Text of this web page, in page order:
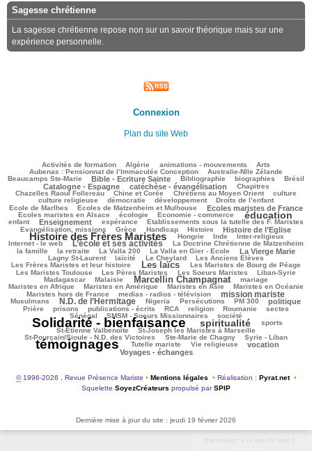
Sagesse chrétienne
La sagesse chrétienne repose non sur un savoir théorique mais sur une
expérience personnelle.
Connexion
Plan du site Web
Activités de formation Algérie animations - mouvements Arts
Aubenas : Pensionnat de l’Immaculée Conception
48/2961 Australie-Nlle Zélande
83/2961
Beaucamps Ste-Marie
788/2961 Bible - Ecriture Sainte
82/2961 Bibliographie
566/2961 biographies
109/2961 Brésil
829/2961
Catalogne - Espagne catéchèse - évangélisation Chapitres
Chazelles Raoul Follereau
140/2961 Chine et Corée
216/2961 Chrétiens au Moyen Orient
457/2961 culture
45/2961
culture religieuse
démocratie développement Droits de l’enfant
Ecole de Marlhes
122/2961 Ecoles de Matzenheim et Mulhouse
902/2961 Ecoles maristes de France
215/2961
Ecoles maristes en Alsace
520/2961 écologie
192/2961 Economie - commerce
1745/2961 éducation
174/2961
enfant
819/2961 Enseignement
247/2961 espérance
48/2961 Etablissements sous la tutelle des F. Maristes
302/2961
Evangélisation, missions
625/2961 Grèce
132/2961 Handicap
302/2961 Histoire
776/2961 Histoire de l’Eglise
2016/2961
Histoire des Frères Maristes
156/2961 Hongrie Inde
202/2961 Inter-religieux
181/2961
Internet - le web
1111/2961 L’école et ses activités
55/2961 La Doctrine Chrétienne de Matzenheim
351/2961
la famille
104/2961 la retraite
55/2961 La Valla 200
67/2961 La Valla en Gier - Ecole
643/2961 La Vierge Marie
428/2961
Lagny St-Laurent
laïcité Le Cheylard Les Anciens Elèves
Les Frères Maristes et leur histoire
1476/2961 Les laïcs
527/2961 Les Maristes de Bourg de Péage
238/2961
Les Maristes Toulouse
448/2961 Les Pères Maristes
381/2961 Les Soeurs Maristes
121/2961 Liban-Syrie
176/2961
Madagascar
Malaisie Marcellin Champagnat mariage
Maristes en Afrique
362/2961 Maristes en Amérique
362/2961 Maristes en Asie
115/2961 Maristes en Océanie
406/2961
Maristes hors de France
332/2961 medias - radios - télévision
1217/2961 mission mariste
108/2961
Musulmans
1076/2961 N.D. de l’Hermitage
27/2961 Nigeria
193/2961 Persécutions
191/2961 PM 300
876/2961 politique
193/2961
Prière
100/2961 prisons
309/2961 publications - écrits
185/2961 RCA
310/2961 religion
67/2961 Roumanie
37/2961 sectes
50/2961
Sénégal
SMSM - Soeurs Missionnaires société
Solidarité - bienfaisance
1714/2961 spiritualité
284/2961 sports
209/2961
St-Etienne Valbenoîte
St-Joseph les Maristes à Marseille
111/2961
St-Pourçain/Sioule - N.D. des Victoires
47/2961 Ste-Marie de Chagny
17/2961 Syrie - Liban
2961/2961
témoignages Tutelle mariste Vie religieuse vocation
Voyages - échanges
©1996-2026 , Revue Présence Mariste • Mentions légales • Réalisation : Pyrat.net •
Squelette SoyezCréateurs propulsé parSPIP
Dernière mise à jour du site : jeudi 19 février 2026